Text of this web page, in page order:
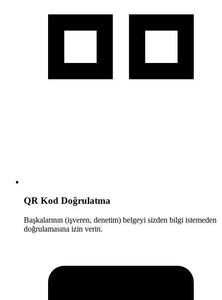
QR Kod Doğrulatma
Başkalarının (işveren, denetim) belgeyi sizden bilgi istemeden
doğrulamasına izin verin.